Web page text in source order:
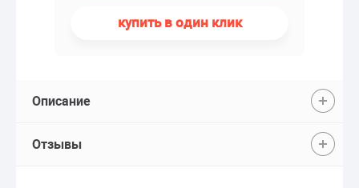
купить в один клик
Описание
Отзывы